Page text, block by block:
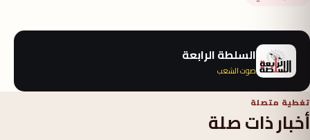
السلطة الرابعة
صوت الشعب
تغطية متصلة
أخبار ذات صلة